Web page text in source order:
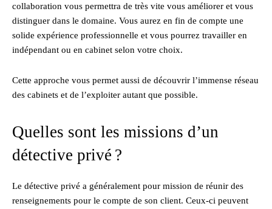
collaboration vous permettra de très vite vous améliorer et vous
distinguer dans le domaine. Vous aurez en fin de compte une
solide expérience professionnelle et vous pourrez travailler en
indépendant ou en cabinet selon votre choix.
Cette approche vous permet aussi de découvrir l’immense réseau
des cabinets et de l’exploiter autant que possible.
Quelles sont les missions d’un
détective privé ?
Le détective privé a généralement pour mission de réunir des
renseignements pour le compte de son client. Ceux-ci peuvent